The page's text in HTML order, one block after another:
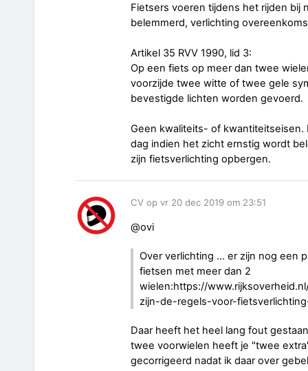
Fietsers voeren tijdens het rijden bij
belemmerd, verlichting
Artikel 35 RVV 1990, lid 3:
Op een fiets op meer dan twee
voorzijde twee witte of twee gele
bevestigde lichten worden gevoerd.
Geen kwaliteits- of kwantiteitseisen.
dag indien het zicht ernstig wordt
zijn fietsverlichting opbergen.
CV op vr 20 dec 2019 om 23:51
@ovi
Over verlichting ... er zijn nog een
fietsen met meer dan 2
wielen:https://
zijn-de-regels-voor-
Daar heeft het heel lang fout
twee voorwielen heeft je "twee
gecorrigeerd nadat ik daar over